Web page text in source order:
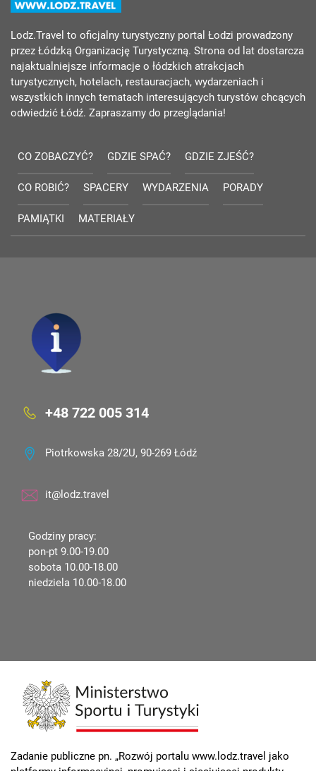
Lodz.Travel to oficjalny turystyczny portal Łodzi prowadzony
przez Łódzką Organizację Turystyczną. Strona od lat dostarcza
najaktualniejsze informacje o łódzkich atrakcjach
turystycznych, hotelach, restauracjach, wydarzeniach i
wszystkich innych tematach interesujących turystów chcących
odwiedzić Łódź. Zapraszamy do przeglądania!
CO ZOBACZYĆ? GDZIE SPAĆ? GDZIE ZJEŚĆ?
CO ROBIĆ? SPACERY WYDARZENIA PORADY
PAMIĄTKI MATERIAŁY
+48 722 005 314
Piotrkowska 28/2U, 90-269 Łódź
it@lodz.travel
Godziny pracy:
pon-pt 9.00-19.00
sobota 10.00-18.00
niedziela 10.00-18.00
Zadanie publiczne pn. „Rozwój portalu www.lodz.travel jako